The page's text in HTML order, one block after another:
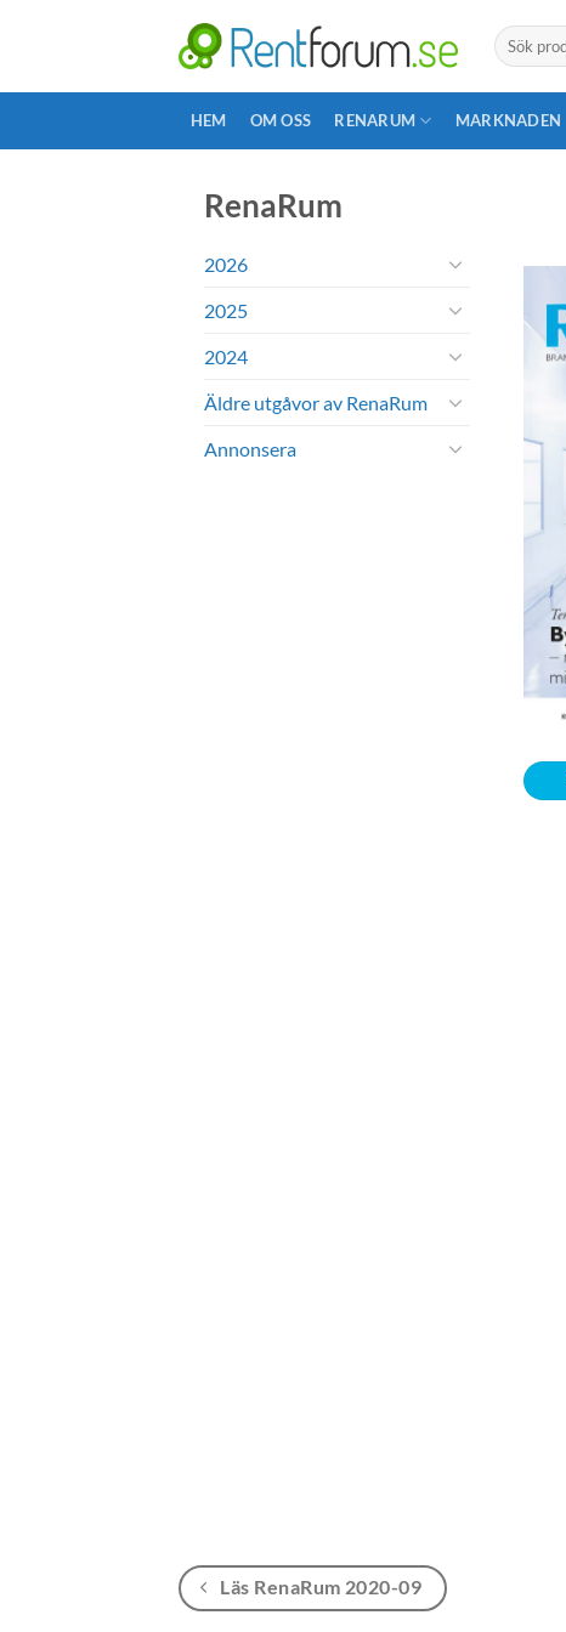
Search
for:
HEM OM OSS RENARUM MARKNADEN
RenaRum
2026
2025
2024
Äldre utgåvor av RenaRum
Annonsera
Läs RenaRum 2020-09